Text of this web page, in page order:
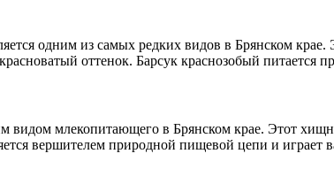
одним из самых редких видов в Брянском
оттенок. Барсук краснозобый
видом млекопитающего в Брянском крае. Этот
вершителем природной пищевой цепи и играет